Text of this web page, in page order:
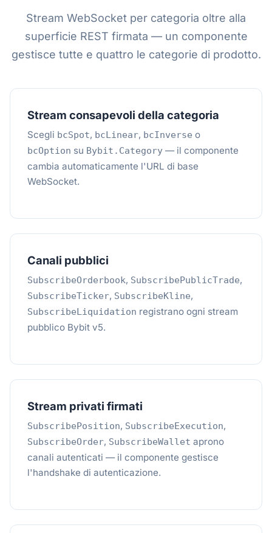
Stream WebSocket per categoria oltre alla
superficie REST firmata — un componente
gestisce tutte e quattro le categorie di prodotto.
Stream consapevoli della categoria
Scegli bcSpot, bcLinear, bcInverse o
bcOption su Bybit.Category — il componente
cambia automaticamente l'URL di base
WebSocket.
Canali pubblici
SubscribeOrderbook, SubscribePublicTrade,
SubscribeTicker, SubscribeKline,
SubscribeLiquidation registrano ogni stream
pubblico Bybit v5.
Stream privati firmati
SubscribePosition, SubscribeExecution,
SubscribeOrder, SubscribeWallet aprono
canali autenticati — il componente gestisce
l'handshake di autenticazione.